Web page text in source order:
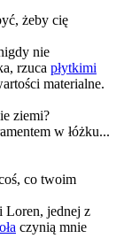
żeby cię
nie
rzuca płytkimi
materialne.
ziemi?
w łóżku...
co twoim
Loren, jednej z
czynią mnie